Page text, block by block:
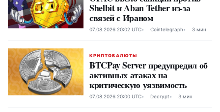
Shelbit и Aban Tether из-за
связей с Ираном
07.08.2026 20:02 UTC Cointelegraph 3 мин
КРИПТОВАЛЮТЫ
BTCPay Server предупредил об
активных атаках на
критическую уязвимость
07.08.2026 20:00 UTC Decrypt 3 мин